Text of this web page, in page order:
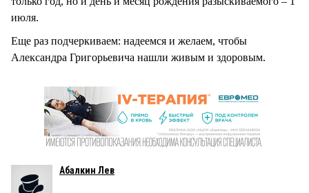
июля.
Еще раз подчеркиваем: надеемся и желаем, чтобы
Александра Григорьевича нашли живым и здоровым.
Абалкин Лев